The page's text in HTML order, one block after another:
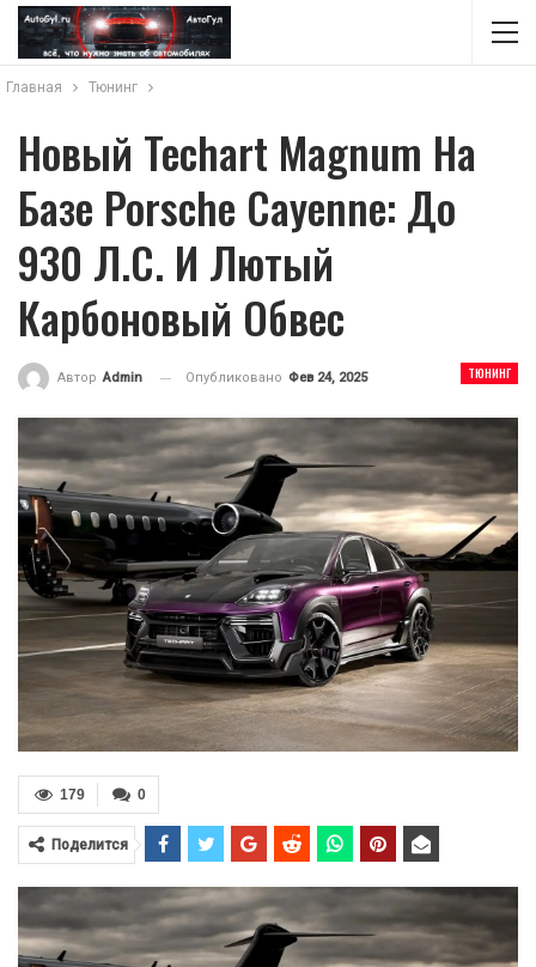
Главная Тюнинг
Новый Techart Magnum На
Базе Porsche Cayenne: До
930 Л.с. И Лютый
Карбоновый Обвес
ТЮНИНГ
Автор Admin Опубликовано Фев 24, 2025
0
179
Поделится